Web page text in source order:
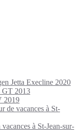
Jetta Execline 2020
GT 2013
2019
de vacances à St-
à St-Jean-sur-